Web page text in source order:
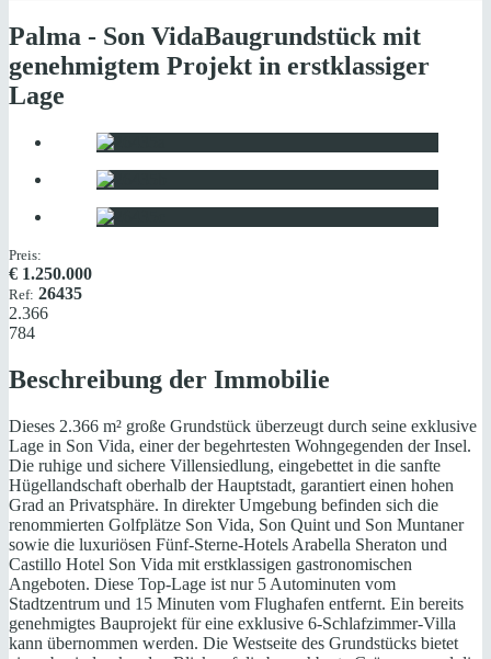
Palma - Son VidaBaugrundstück mit
genehmigtem Projekt in erstklassiger
Lage
Preis:
€ 1.250.000
Ref: 26435
2.366
784
Beschreibung der Immobilie
Dieses 2.366 m² große Grundstück überzeugt durch seine exklusive
Lage in Son Vida, einer der begehrtesten Wohngegenden der Insel.
Die ruhige und sichere Villensiedlung, eingebettet in die sanfte
Hügellandschaft oberhalb der Hauptstadt, garantiert einen hohen
Grad an Privatsphäre. In direkter Umgebung befinden sich die
renommierten Golfplätze Son Vida, Son Quint und Son Muntaner
sowie die luxuriösen Fünf-Sterne-Hotels Arabella Sheraton und
Castillo Hotel Son Vida mit erstklassigen gastronomischen
Angeboten. Diese Top-Lage ist nur 5 Autominuten vom
Stadtzentrum und 15 Minuten vom Flughafen entfernt. Ein bereits
genehmigtes Bauprojekt für eine exklusive 6-Schlafzimmer-Villa
kann übernommen werden. Die Westseite des Grundstücks bietet